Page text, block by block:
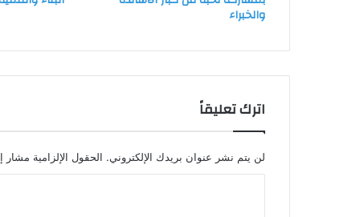
والخبراء
اترك تعليقاً
لن يتم نشر عنوان بريدك الإلكتروني. الحقول الإلزامية مشار